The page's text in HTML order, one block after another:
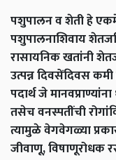
पशुपालन व शेती हे
पशुपालनाशिवाय
रासायनिक खतांनी
उत्पन्न दिवसेंदिवस
पदार्थ जे
तसेच वनस्पतींची
त्यामुळे वेगवेगळ्या
जीवाणू, विषाणूरोधक